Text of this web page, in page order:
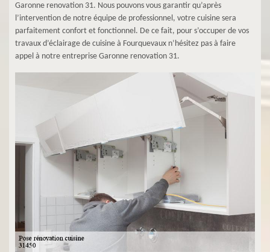
Garonne renovation 31. Nous pouvons vous garantir qu’après
l’intervention de notre équipe de professionnel, votre cuisine sera
parfaitement confort et fonctionnel. De ce fait, pour s’occuper de vos
travaux d’éclairage de cuisine à Fourquevaux n’hésitez pas à faire
appel à notre entreprise Garonne renovation 31.